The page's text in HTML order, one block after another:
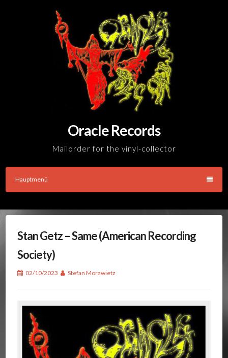
Oracle Records
Mailorder for the vinyl-collector
Hauptmenü
Stan Getz – Same (American Recording
Society)
02/10/2023 Stefan Morawietz